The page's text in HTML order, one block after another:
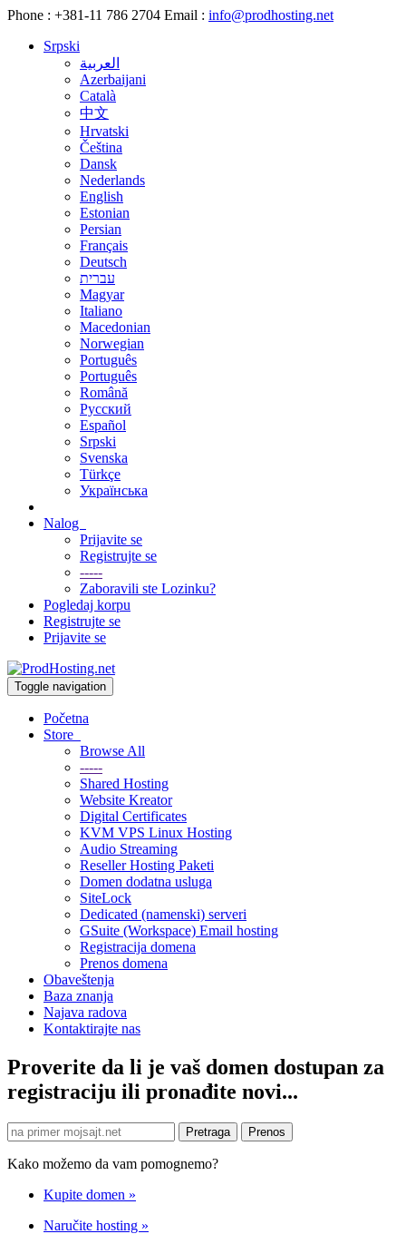
Phone : +381-11 786 2704 Email : info@prodhosting.net
Srpski
العربية
Azerbaijani
Català
中文
Hrvatski
Čeština
Dansk
Nederlands
English
Estonian
Persian
Français
Deutsch
עברית
Magyar
Italiano
Macedonian
Norwegian
Português
Português
Română
Русский
Español
Srpski
Svenska
Türkçe
Українська
Nalog
Prijavite se
Registrujte se
-----
Zaboravili ste Lozinku?
Pogledaj korpu
Registrujte se
Prijavite se
Toggle navigation
Početna
Store
Browse All
-----
Shared Hosting
Website Kreator
Digital Certificates
KVM VPS Linux Hosting
Audio Streaming
Reseller Hosting Paketi
Domen dodatna usluga
SiteLock
Dedicated (namenski) serveri
GSuite (Workspace) Email hosting
Registracija domena
Prenos domena
Obaveštenja
Baza znanja
Najava radova
Kontaktirajte nas
Proverite da li je vaš domen dostupan za
registraciju ili pronađite novi...
Kako možemo da vam pomognemo?
Kupite domen »
Naručite hosting »